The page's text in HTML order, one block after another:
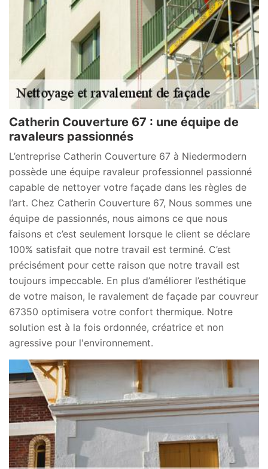
Catherin Couverture 67 : une équipe de
ravaleurs passionnés
L’entreprise Catherin Couverture 67 à Niedermodern
possède une équipe ravaleur professionnel passionné
capable de nettoyer votre façade dans les règles de
l’art. Chez Catherin Couverture 67, Nous sommes une
équipe de passionnés, nous aimons ce que nous
faisons et c’est seulement lorsque le client se déclare
100% satisfait que notre travail est terminé. C’est
précisément pour cette raison que notre travail est
toujours impeccable. En plus d’améliorer l’esthétique
de votre maison, le ravalement de façade par couvreur
67350 optimisera votre confort thermique. Notre
solution est à la fois ordonnée, créatrice et non
agressive pour l'environnement.